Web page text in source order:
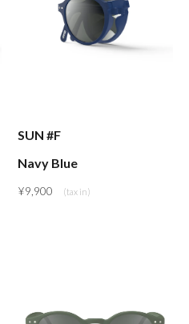
SUN #F
Navy Blue
¥9,900